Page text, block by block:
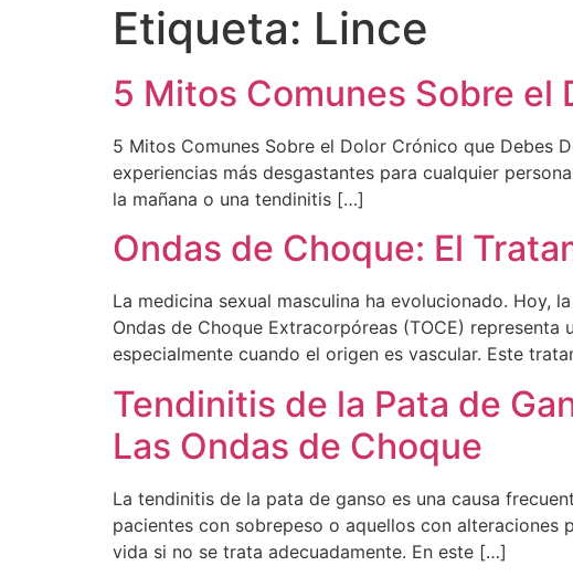
Etiqueta: Lince
5 Mitos Comunes Sobre el
5 Mitos Comunes Sobre el Dolor Crónico que Debes
experiencias más desgastantes para cualquier
la mañana o una tendinitis […]
Ondas de Choque: El
La medicina sexual masculina ha evolucionado. Hoy,
Ondas de Choque Extracorpóreas (TOCE)
especialmente cuando el origen es vascular. Este
Tendinitis de la Pata de
Las Ondas de Choque
La tendinitis de la pata de ganso es una causa
pacientes con sobrepeso o aquellos con
vida si no se trata adecuadamente. En este […]